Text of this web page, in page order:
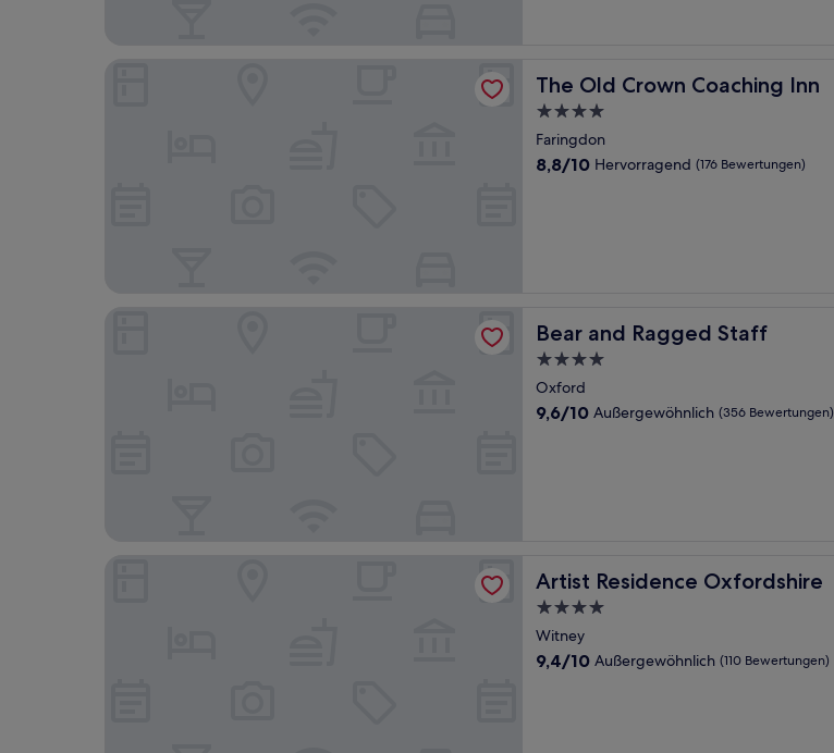
The Old Crown Coaching Inn
The Old Crown Coaching Inn
4.0-
Sterne-
Unterkunft
Faringdon
8.8
8,8/10 Hervorragend (176 Bewertungen)
Bear and Ragged Staff
Bear and Ragged Staff
4.0-
Sterne-
Unterkunft
Oxford
9.6
9,6/10 Außergewöhnlich (356 Bewertungen)
Artist Residence Oxfordshire
Artist Residence Oxfordshire
4.0-
Sterne-
Unterkunft
Witney
9.4
9,4/10 Außergewöhnlich (110 Bewertungen)